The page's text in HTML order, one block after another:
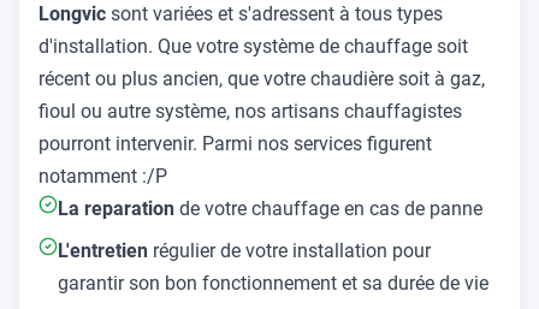
Longvic sont variées et s'adressent à tous types
d'installation. Que votre système de chauffage soit
récent ou plus ancien, que votre chaudière soit à gaz,
fioul ou autre système, nos artisans chauffagistes
pourront intervenir. Parmi nos services figurent
notamment :/P
La reparation de votre chauffage en cas de panne
L'entretien régulier de votre installation pour
garantir son bon fonctionnement et sa durée de vie